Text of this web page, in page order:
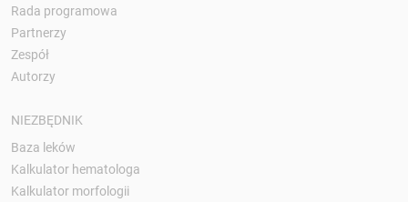
Rada programowa
Partnerzy
Zespół
Autorzy
NIEZBĘDNIK
Baza leków
Kalkulator hematologa
Kalkulator morfologii